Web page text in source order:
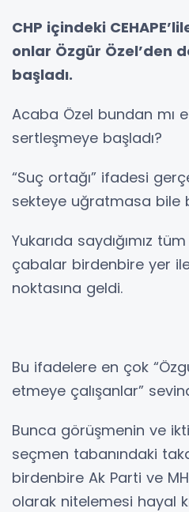
CHP içindeki
onlar Özgür Özel’den
başladı.
Acaba Özel bundan mı
sertleşmeye başladı?
“Suç ortağı” ifadesi
sekteye uğratmasa bile
Yukarıda saydığımız
çabalar birdenbire yer
noktasına geldi.
Bu ifadelere en çok
etmeye çalışanlar”
Bunca görüşmenin ve
seçmen tabanındaki
birdenbire Ak Parti ve
olarak nitelemesi hayal